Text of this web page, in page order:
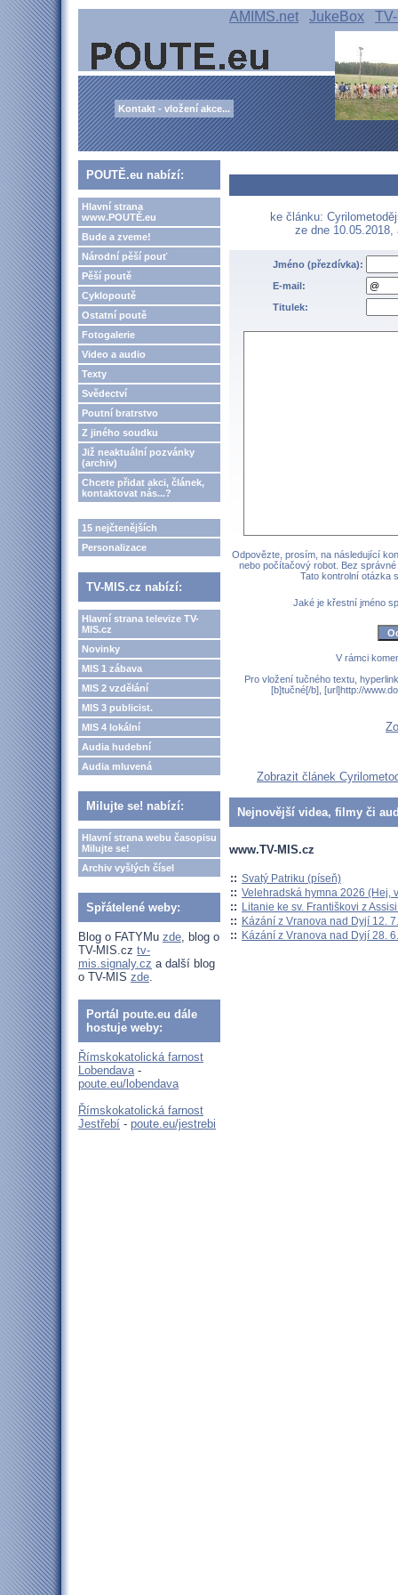
AMIMS.net JukeBox
Kontakt - vložení akce...
POUTĚ.eu nabízí:
Hlavní strana
www.POUTĚ.eu
Bude a zveme!
Národní pěší pouť
Pěší poutě
Cyklopoutě
Ostatní poutě
Fotogalerie
Video a audio
Texty
Svědectví
Poutní bratrstvo
Z jiného soudku
Již neaktuální pozvánky
(archiv)
Chcete přidat akci, článek,
kontaktovat nás...?
15 nejčtenějších
Personalizace
TV-MIS.cz nabízí:
Hlavní strana televize TV-
MIS.cz
Novinky
MIS 1 zábava
MIS 2 vzdělání
MIS 3 publicist.
MIS 4 lokální
Audia hudební
Audia mluvená
Milujte se! nabízí:
Hlavní strana webu časopisu
Milujte se!
Archiv vyšlých čísel
Spřátelené weby:
Blog o FATYMu zde, blog o
TV-MIS.cz tv-
mis.signaly.cz a další blog
o TV-MIS zde.
Portál poute.eu dále
hostuje weby:
Římskokatolická farnost
Lobendava-
poute.eu/lobendava
Římskokatolická farnost
Jestřebí - poute.eu/jestrebi
ke článku:
ze dne
Jméno (přezdívka):
E-mail:
Titulek:
Odpovězte, prosím, na následující
nebo počítačový robot. Bez
Tato kontrolní otázka
Jaké je křestní jméno
V rámci
Pro vložení tučného textu,
[b]tučné[/b], [url]http://
Zobrazit článek
Nejnovější videa, filmy či
www.TV-MIS.cz
:: Svatý Patriku (píseň)
:: Velehradská hymna 2026 (Hej,
:: Litanie ke sv. Františkovi z
:: Kázání z Vranova nad Dyjí 12.
:: Kázání z Vranova nad Dyjí 28.